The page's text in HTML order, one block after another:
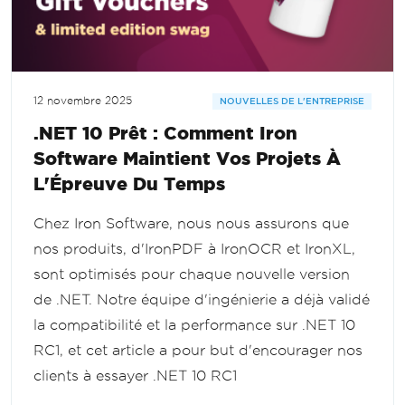
12 novembre 2025 NOUVELLES DE L'ENTREPRISE
.NET 10 Prêt : Comment Iron
Software Maintient Vos Projets À
L'Épreuve Du Temps
Chez Iron Software, nous nous assurons que
nos produits, d'IronPDF à IronOCR et IronXL,
sont optimisés pour chaque nouvelle version
de .NET. Notre équipe d'ingénierie a déjà validé
la compatibilité et la performance sur .NET 10
RC1, et cet article a pour but d'encourager nos
clients à essayer .NET 10 RC1